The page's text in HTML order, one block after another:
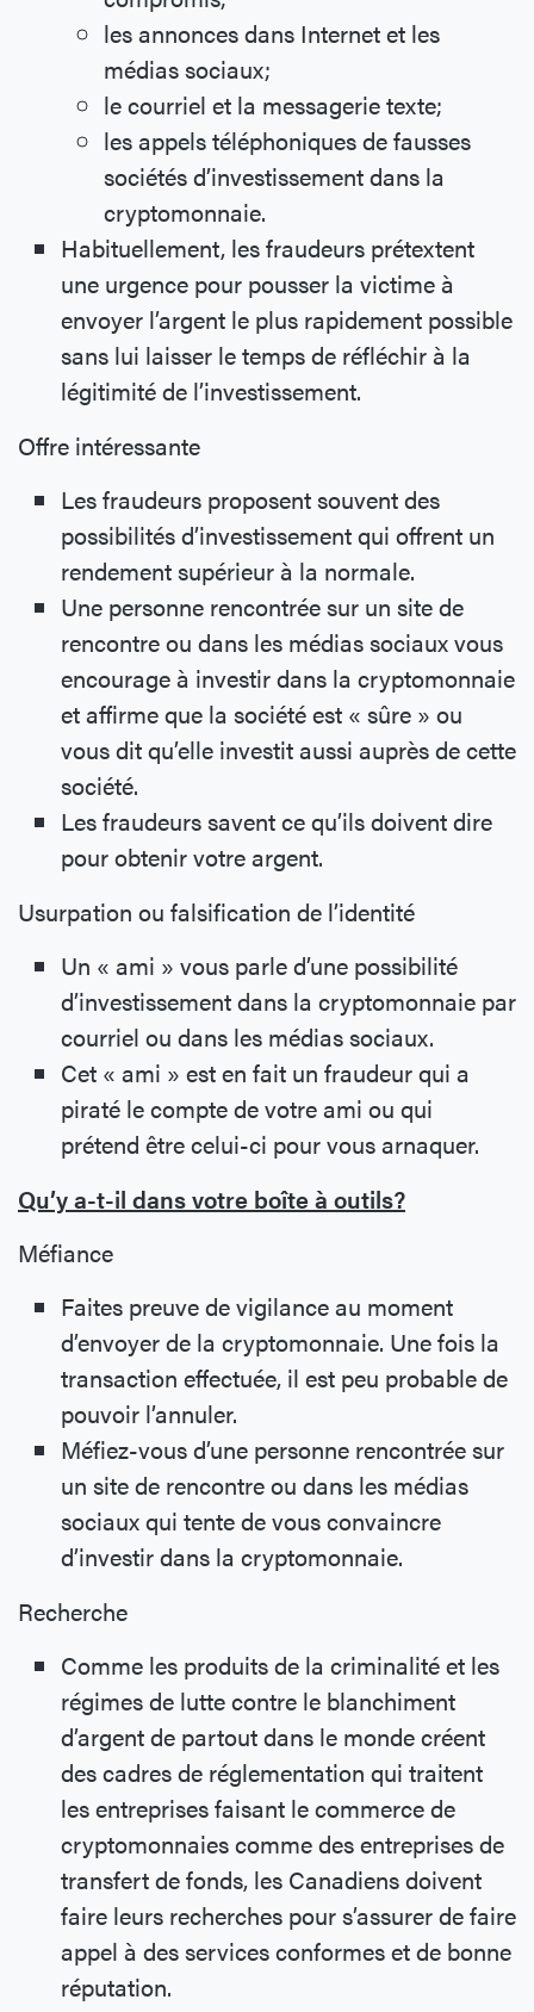
les annonces dans Internet et les
médias sociaux;
le courriel et la messagerie texte;
les appels téléphoniques de fausses
sociétés d’investissement dans la
cryptomonnaie.
Habituellement, les fraudeurs prétextent
une urgence pour pousser la victime à
envoyer l’argent le plus rapidement possible
sans lui laisser le temps de réfléchir à la
légitimité de l’investissement.
Offre intéressante
Les fraudeurs proposent souvent des
possibilités d’investissement qui offrent un
rendement supérieur à la normale.
Une personne rencontrée sur un site de
rencontre ou dans les médias sociaux vous
encourage à investir dans la cryptomonnaie
et affirme que la société est « sûre » ou
vous dit qu’elle investit aussi auprès de cette
société.
Les fraudeurs savent ce qu’ils doivent dire
pour obtenir votre argent.
Usurpation ou falsification de l’identité
Un « ami » vous parle d’une possibilité
d’investissement dans la cryptomonnaie par
courriel ou dans les médias sociaux.
Cet « ami » est en fait un fraudeur qui a
piraté le compte de votre ami ou qui
prétend être celui-ci pour vous arnaquer.
Qu’y a-t-il dans votre boîte à outils?
Méfiance
Faites preuve de vigilance au moment
d’envoyer de la cryptomonnaie. Une fois la
transaction effectuée, il est peu probable de
pouvoir l’annuler.
Méfiez-vous d’une personne rencontrée sur
un site de rencontre ou dans les médias
sociaux qui tente de vous convaincre
d’investir dans la cryptomonnaie.
Recherche
Comme les produits de la criminalité et les
régimes de lutte contre le blanchiment
d’argent de partout dans le monde créent
des cadres de réglementation qui traitent
les entreprises faisant le commerce de
cryptomonnaies comme des entreprises de
transfert de fonds, les Canadiens doivent
faire leurs recherches pour s’assurer de faire
appel à des services conformes et de bonne
réputation.